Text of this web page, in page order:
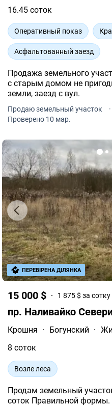
16.45 соток
Оперативный показ
Асфальтованный заезд
Продажа земельного
с старым домом не
земли, заезд с вул.
Продаю земельный участок ·
Проверено 10 мар.
15 000 $ 1 875 $ за сотку
пр. Наливайко
Крошня · Богунский ·
8 соток
Возле леса
Продам земельный
соток Правильной формы.
ПЕРЕВІРЕНА ДІЛЯНКА